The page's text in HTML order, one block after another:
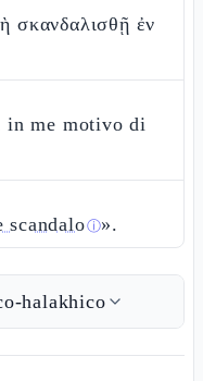
σκανδαλισθῇ ἐν
in me motivo di
scandaloⓘ».
halakhico